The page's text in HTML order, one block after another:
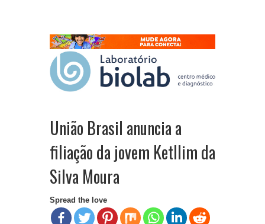
União Brasil anuncia a
filiação da jovem Ketllim da
Silva Moura
Spread the love